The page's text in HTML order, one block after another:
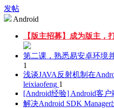
发帖
Android
【版主招募】成为版主，
第二课，熟悉易安卓环境
1
浅谈JAVA反射机制在
leixiaofeng 1
[Android经验] Android客
解决Android SDK Manager